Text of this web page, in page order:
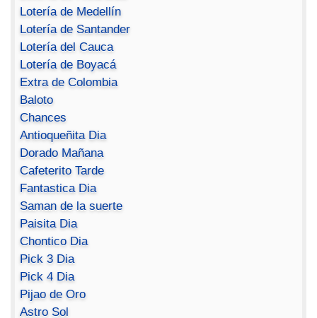
Lotería de Medellín
Lotería de Santander
Lotería del Cauca
Lotería de Boyacá
Extra de Colombia
Baloto
Chances
Antioqueñita Dia
Dorado Mañana
Cafeterito Tarde
Fantastica Dia
Saman de la suerte
Paisita Dia
Chontico Dia
Pick 3 Dia
Pick 4 Dia
Pijao de Oro
Astro Sol